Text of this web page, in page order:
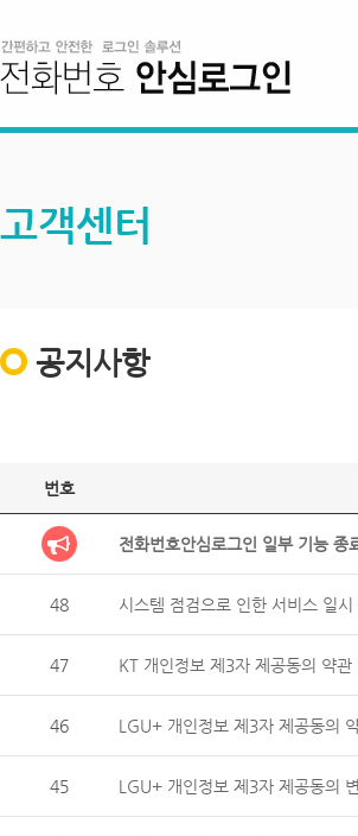
고객센터
공지사항
번호
전화번호안심로그인 일부 기능 종
48 시스템 점검으로 인한 서비스 일
47 KT 개인정보 제3자 제공동의 약관
46 LGU+ 개인정보 제3자 제공동
45 LGU+ 개인정보 제3자 제공동의